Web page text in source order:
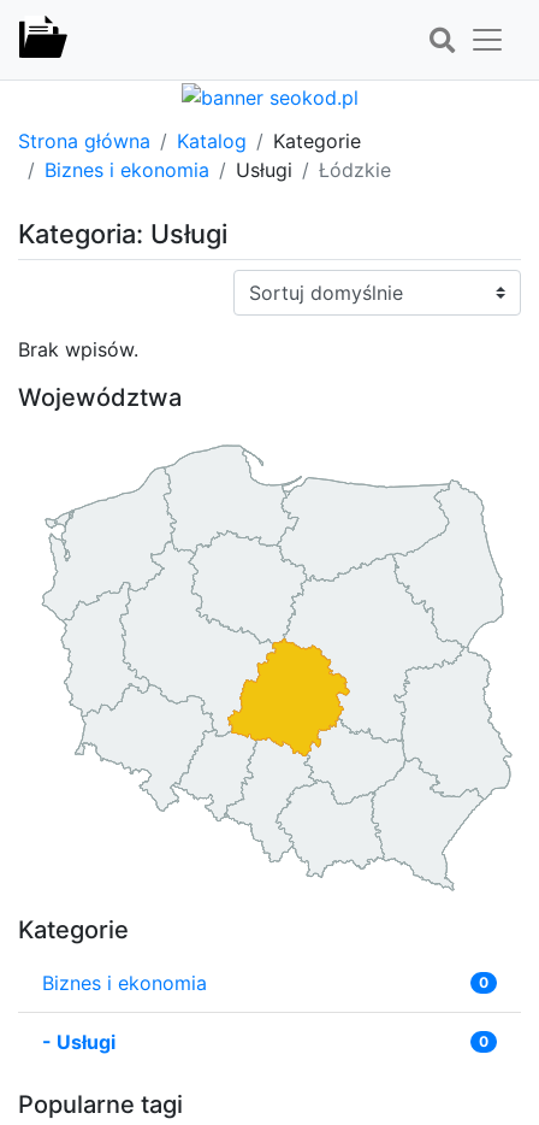
Strona główna Katalog
Kategorie
Biznes i ekonomia
Usługi Łódzkie
Kategoria: Usługi
Sortuj:
Brak wpisów.
Województwa
Kategorie
Biznes i ekonomia 0
- Usługi 0
Popularne tagi